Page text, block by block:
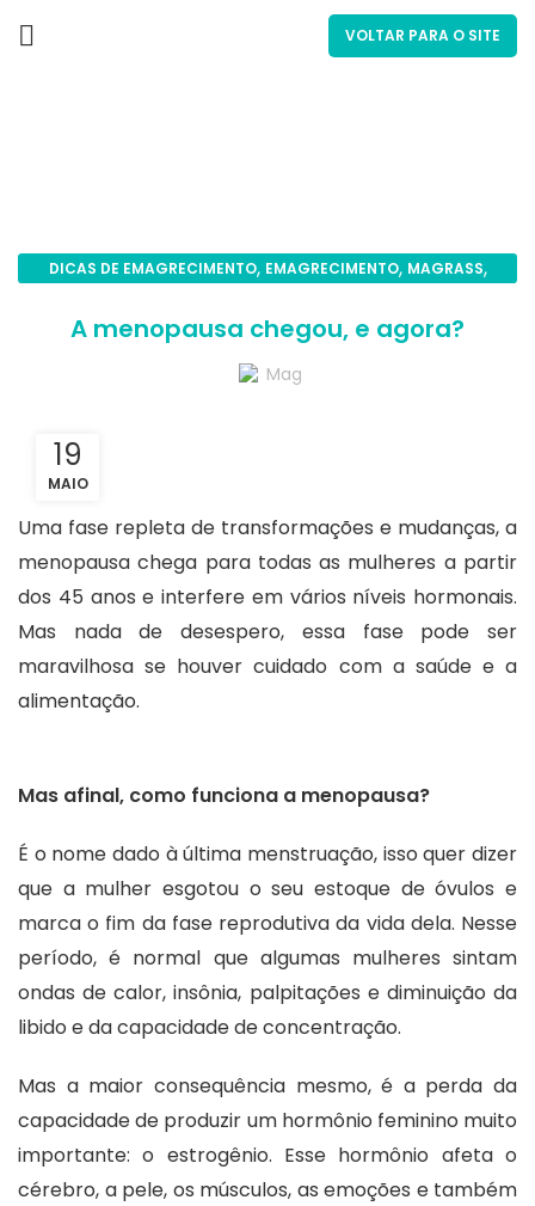
VOLTAR PARA O SITE
DICAS DE EMAGRECIMENTO, EMAGRECIMENTO, MAGRASS,
A menopausa chegou, e agora?
Mag
19
MAIO
Uma fase repleta de transformações e mudanças, a
menopausa chega para todas as mulheres a partir
dos 45 anos e interfere em vários níveis hormonais.
Mas nada de desespero, essa fase pode ser
maravilhosa se houver cuidado com a saúde e a
alimentação.
Mas afinal, como funciona a menopausa?
É o nome dado à última menstruação, isso quer dizer
que a mulher esgotou o seu estoque de óvulos e
marca o fim da fase reprodutiva da vida dela. Nesse
período, é normal que algumas mulheres sintam
ondas de calor, insônia, palpitações e diminuição da
libido e da capacidade de concentração.
Mas a maior consequência mesmo, é a perda da
capacidade de produzir um hormônio feminino muito
importante: o estrogênio. Esse hormônio afeta o
cérebro, a pele, os músculos, as emoções e também